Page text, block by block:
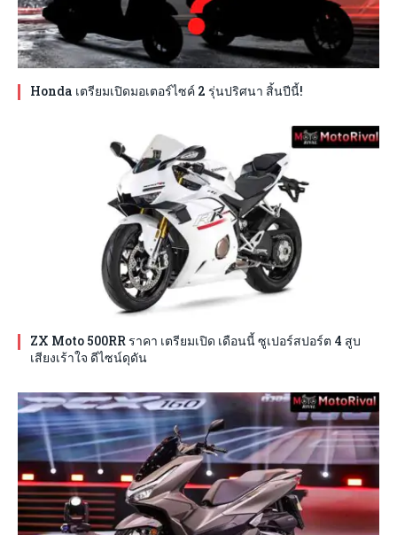
Honda เตรียมเปิดมอเตอร์ไซค์ 2 รุ่นปริศนา สิ้นปีนี้!
ZX Moto 500RR ราคา เตรียมเปิด เดือนนี้ ซูเปอร์สปอร์ต 4 สูบ
เสียงเร้าใจ ดีไซน์ดุดัน